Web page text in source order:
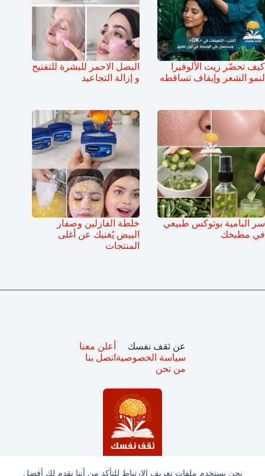
نحن نستخدم ملفات تعريف الارتباط للتأكد من أننا نقدم لك أفضل
كيف تحضّر زيت الألوفيرا
لنمو الشعر وإيقاف تساقطه
البصل الاحمر للبشرة للتفتيح
و إزالة التجاعيد
سر البامية بوتوكس طبيعي
في مطبخك
خلطة الفازلين وصفار
البيض يُغنيك عن أغلى
المنتجات
عن ثقف نفسك
سياسة الخصوصية
من نحن
أعلن معنا
اتصل بنا